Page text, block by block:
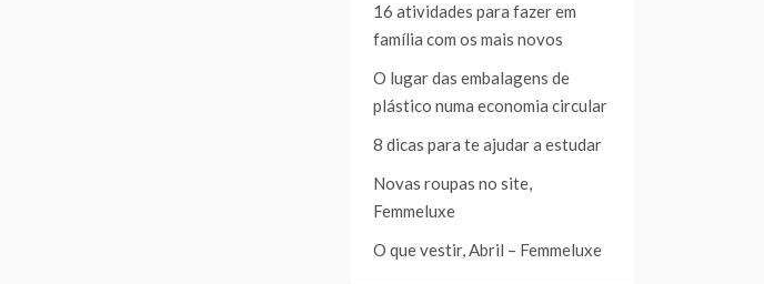
16 atividades para fazer em
família com os mais novos
O lugar das embalagens de
plástico numa economia circular
8 dicas para te ajudar a estudar
Novas roupas no site,
Femmeluxe
O que vestir, Abril – Femmeluxe